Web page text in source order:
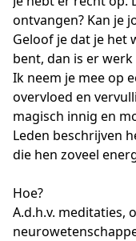
ontvangen? Kan je
Geloof je dat je het
bent, dan is er
Ik neem je mee op
overvloed en
magisch innig en
Leden beschrijven
die hen zoveel
Hoe?
A.d.h.v. meditaties,